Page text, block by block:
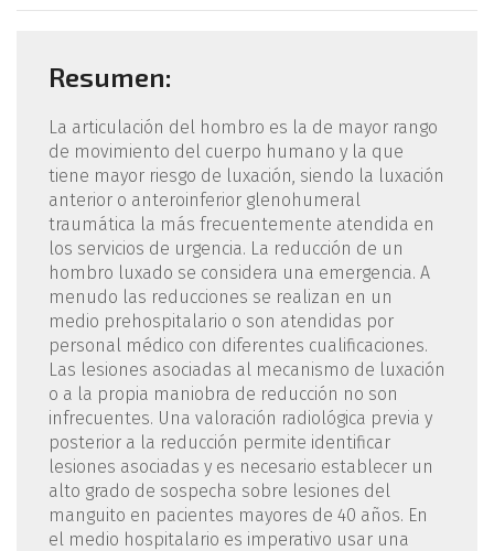
Resumen:
La articulación del hombro es la de mayor rango
de movimiento del cuerpo humano y la que
tiene mayor riesgo de luxación, siendo la luxación
anterior o anteroinferior glenohumeral
traumática la más frecuentemente atendida en
los servicios de urgencia. La reducción de un
hombro luxado se considera una emergencia. A
menudo las reducciones se realizan en un
medio prehospitalario o son atendidas por
personal médico con diferentes cualificaciones.
Las lesiones asociadas al mecanismo de luxación
o a la propia maniobra de reducción no son
infrecuentes. Una valoración radiológica previa y
posterior a la reducción permite identificar
lesiones asociadas y es necesario establecer un
alto grado de sospecha sobre lesiones del
manguito en pacientes mayores de 40 años. En
el medio hospitalario es imperativo usar una